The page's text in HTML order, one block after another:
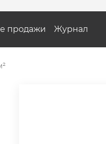
продажи Журнал